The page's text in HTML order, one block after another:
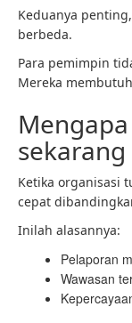
Keduanya
berbeda.
Para pemimpin
Mereka
sekarang
Ketika organisasi
cepat
Inilah alasannya:
Pelaporan
Wawasan